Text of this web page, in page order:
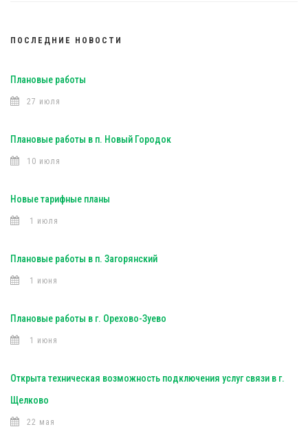
ПОСЛЕДНИЕ НОВОСТИ
Плановые работы
27 июля
Плановые работы в п. Новый Городок
10 июля
Новые тарифные планы
1 июля
Плановые работы в п. Загорянский
1 июня
Плановые работы в г. Орехово-Зуево
1 июня
Открыта техническая возможность подключения услуг связи в г.
Щелково
22 мая